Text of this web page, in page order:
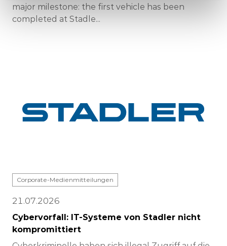
major milestone: the first vehicle has been
completed at Stadle...
Corporate-Medienmitteilungen
21.07.2026
Cybervorfall: IT-Systeme von Stadler nicht
kompromittiert